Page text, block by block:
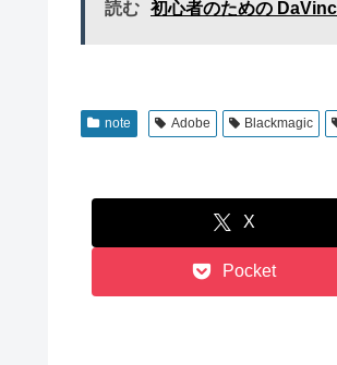
読む 初心者のための
note Adobe Blackmagic
X
Pocket